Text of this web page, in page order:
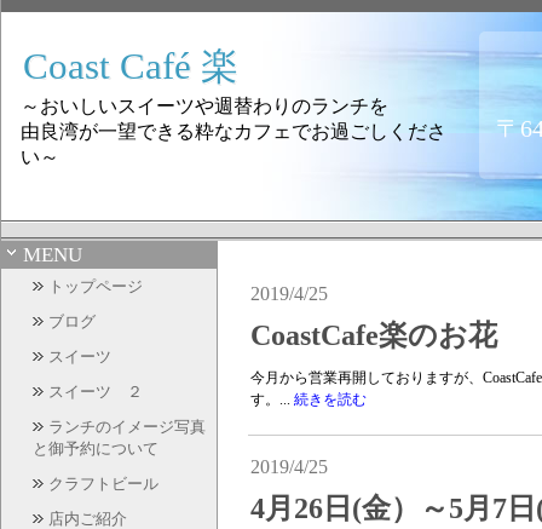
Coast Café 楽
～おいしいスイーツや週替わりのランチを
由良湾が一望できる粋なカフェでお過ごしくださ
い～
〒
MENU
トップページ
ブログ
スイーツ
スイーツ ２
ランチのイメージ写真
と御予約について
クラフトビール
店内ご紹介
2019/4/25
CoastCafe楽のお花
今月から営業再開しておりますが、
す。... 続きを読む
2019/4/25
4月26日(金）～5月7